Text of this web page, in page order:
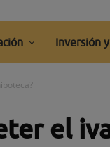
Inversión
el